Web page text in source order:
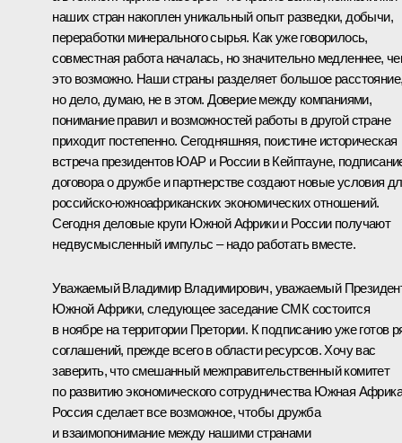
наших стран накоплен уникальный опыт разведки, добычи,
переработки минерального сырья. Как уже говорилось,
совместная работа началась, но значительно медленнее,
это возможно. Наши страны разделяет большое
но дело, думаю, не в этом. Доверие между компаниями,
понимание правил и возможностей работы в другой стране
приходит постепенно. Сегодняшняя, поистине историческая
встреча президентов ЮАР и России в Кейптауне,
договора о дружбе и партнерстве создают новые условия
российско-южноафриканских экономических отношений.
Сегодня деловые круги Южной Африки и России получают
недвусмысленный импульс – надо работать вместе.
Уважаемый Владимир Владимирович, уважаемый
Южной Африки, следующее заседание СМК состоится
в ноябре на территории Претории. К подписанию уже готов
соглашений, прежде всего в области ресурсов. Хочу вас
заверить, что смешанный межправительственный комитет
по развитию экономического сотрудничества Южная
Россия сделает все возможное, чтобы дружба
и взаимопонимание между нашими странами